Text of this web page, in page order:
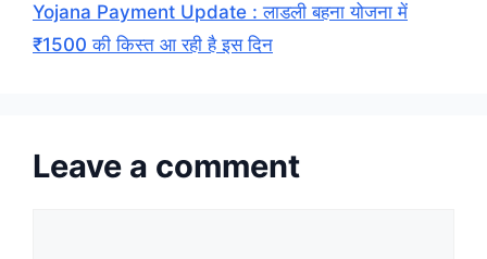
Yojana Payment Update : लाडली बहना योजना में
₹1500 की किस्त आ रही है इस दिन
Leave a comment